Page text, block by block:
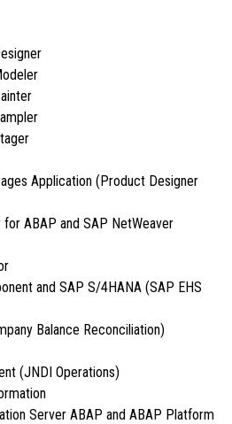
Application (Product Designer
ABAP and SAP NetWeaver
and SAP S/4HANA (SAP EHS
Balance Reconciliation)
(JNDI Operations)
Server ABAP and ABAP Platform